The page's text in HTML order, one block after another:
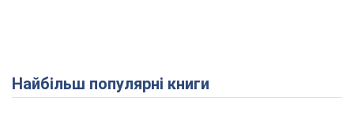
Найбільш популярні книги